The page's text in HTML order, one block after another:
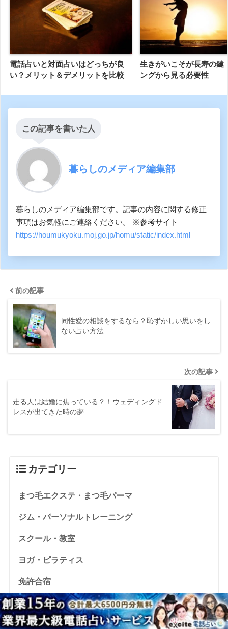
電話占いと対面占いはどっちが良
い？メリット＆デメリットを比較
生きがいこそが長寿の鍵
ングから見る必要性
この記事を書いた人
暮らしのメディア編集部
暮らしのメディア編集部です。記事の内容に関する修正
事項はお気軽にご連絡ください。 ※参考サイト
https://houmukyoku.moj.go.jp/homu/static/index.html
前の記事
同性愛の相談をするなら？恥ずかしい思いをし
ない占い方法
次の記事
走る人は結婚に焦っている？！ウェディングド
レスが出てきた時の夢…
カテゴリー
まつ毛エクステ・まつ毛パーマ
ジム・パーソナルトレーニング
スクール・教室
ヨガ・ピラティス
免許合宿
占い
就職